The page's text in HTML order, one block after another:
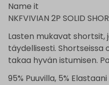
Name it
NKFVIVIAN 2P SOLID
Lasten mukavat
täydellisesti. Shortseissa
takaa hyvän istumisen.
95% Puuvilla, 5% Elastaani